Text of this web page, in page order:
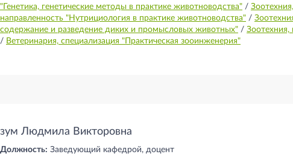
"Генетика, генетические методы в практике животноводства" /
направленность "Нутрициология в практике животноводства" /
содержание и разведение диких и промысловых животных" / Зоотехния,
/ Ветеринария, специализация "Практическая зооинженерия"
Людмила Викторовна
Должность: Заведующий кафедрой, доцент